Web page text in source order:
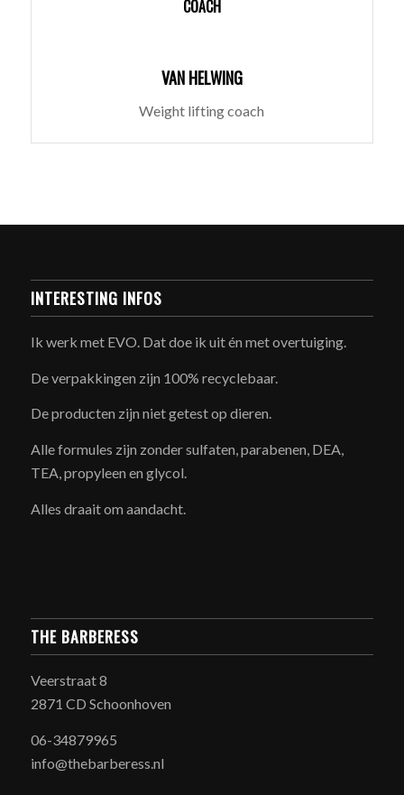
COACH
VAN HELWING
Weight lifting coach
INTERESTING INFOS
Ik werk met EVO. Dat doe ik uit én met overtuiging.
De verpakkingen zijn 100% recyclebaar.
De producten zijn niet getest op dieren.
Alle formules zijn zonder sulfaten, parabenen, DEA,
TEA, propyleen en glycol.
Alles draait om aandacht.
THE BARBERESS
Veerstraat 8
2871 CD Schoonhoven
06-34879965
info@thebarberess.nl